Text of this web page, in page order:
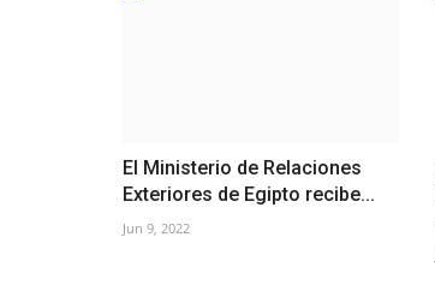
El Ministerio de Relaciones
Exteriores de Egipto recibe...
Jun 9, 2022